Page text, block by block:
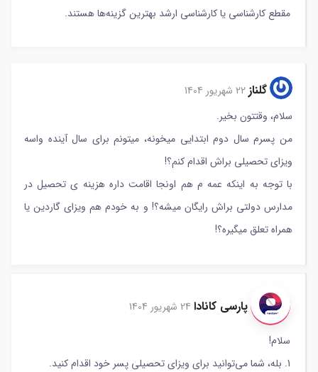
مقطع کارشناسی یا کارشناسی ارشد بهترین گزینه‌ها هستند.
گلناز22 شهریور 1404
سلام، وقتتون بخیر.
من پسرم سال دوم ابتدایی میخونه، میتونم برای سال آینده واسه
ویزای تحصیلی براش اقدام کنم؟!
با توجه به اینکه عمه م هم اونجا اقامت داره هزینه ی تحصیل در
مدارس دولتی براش رایگان میشه؟! و به خودم هم ویزای گاردین یا
همراه تعلق میگیره؟!
پارسی کانادا 24 شهریور 1404
سلام!
1. بله، شما می‌توانید برای ویزای تحصیلی پسر خود اقدام کنید.